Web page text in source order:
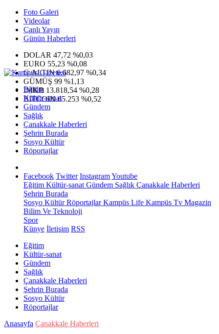
Foto Galeri
Videolar
Canlı Yayın
Günün Haberleri
DOLAR 47,72 %0,03
EURO 55,23 %0,08
G.ALTIN6.682,97 %0,34
GÜMÜŞ 99 %1,13
IMKB 13.818,54 %0,28
BITCOIN65.253 %0,52
Eğitim
Kültür-sanat
Gündem
Sağlık
Çanakkale Haberleri
Şehrin Burada
Sosyo Kültür
Röportajlar
Facebook Twitter InstagramYoutube
Eğitim Kültür-sanat Gündem Sağlık Çanakkale Haberleri
Şehrin Burada
Sosyo KültürRöportajlarKampüs Life Kampüs Tv Magazin
Bilim Ve Teknoloji
Spor
Künye İletişim RSS
Eğitim
Kültür-sanat
Gündem
Sağlık
Çanakkale Haberleri
Şehrin Burada
Sosyo Kültür
Röportajlar
Anasayfa Çanakkale Haberleri